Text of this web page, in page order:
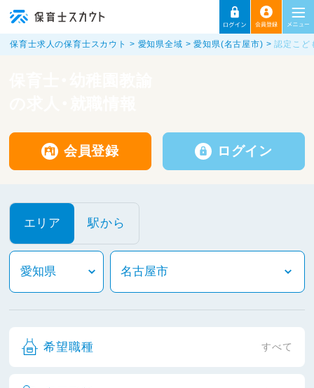
保育士求人の保育士スカウト 愛知県全域 愛知県(名古屋市) 認定こど
会員登録 ログイン
エリア 駅から
希望職種 すべて